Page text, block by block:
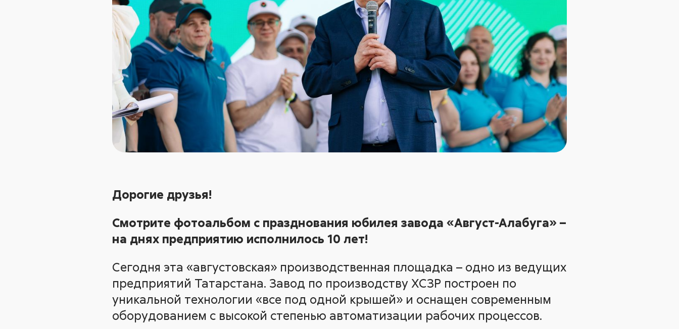
Дорогие друзья!
Смотрите фотоальбом с празднования юбилея завода «Август-Алабуга» –
на днях предприятию исполнилось 10 лет!
Сегодня эта «августовская» производственная площадка – одно из ведущих
предприятий Татарстана. Завод по производству ХСЗР построен по
уникальной технологии «все под одной крышей» и оснащен современным
оборудованием с высокой степенью автоматизации рабочих процессов.